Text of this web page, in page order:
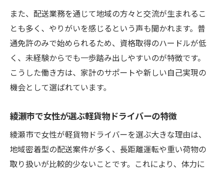
また、配送業務を通じて地域の方々と交流が生まれるこ
とも多く、やりがいを感じるという声も聞かれます。普
通免許のみで始められるため、資格取得のハードルが低
く、未経験からでも一歩踏み出しやすいのが特徴です。
こうした働き方は、家計のサポートや新しい自己実現の
機会として選ばれています。
綾瀬市で女性が選ぶ軽貨物ドライバーの特徴
綾瀬市で女性が軽貨物ドライバーを選ぶ大きな理由は、
地域密着型の配送案件が多く、長距離運転や重い荷物の
取り扱いが比較的少ないことです。これにより、体力に